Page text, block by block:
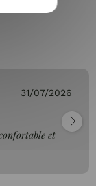
31/07/2026
et